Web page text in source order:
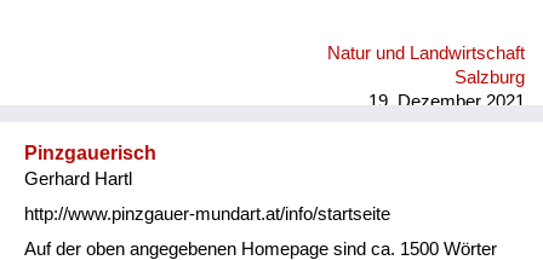
Natur und Landwirtschaft
Salzburg
19. Dezember 2021
Pinzgauerisch
Gerhard Hartl
http://www.pinzgauer-mundart.at/info/startseite
Auf der oben angegebenen Homepage sind ca. 1500 Wörter